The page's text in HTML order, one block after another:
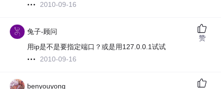
2010-09-16
兔子-顾问
用ip是不是要指定端口？或是用127.0.0.1试试
2010-09-16
赞
benyouyong